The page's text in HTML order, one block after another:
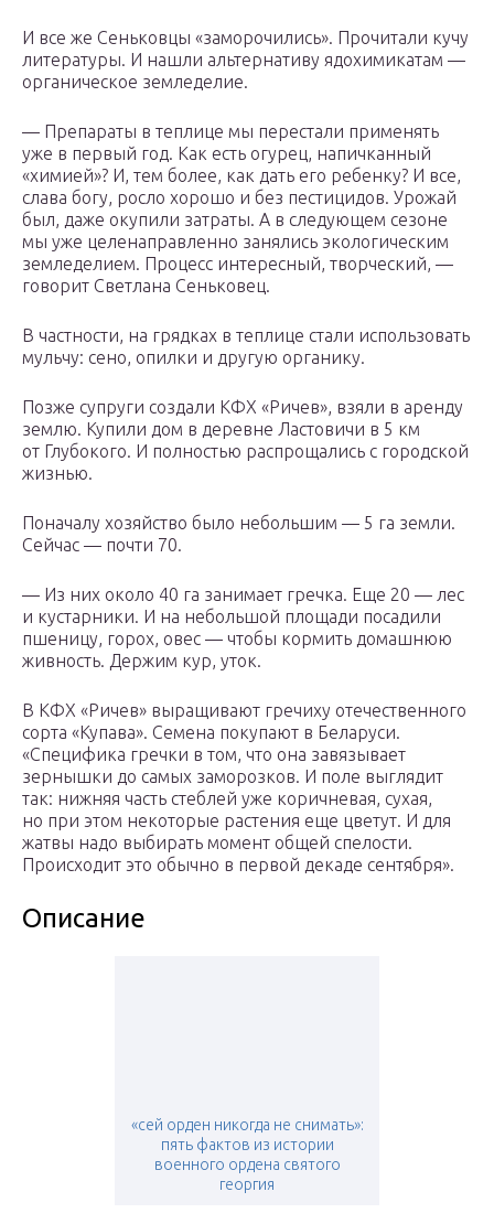
И все же Сеньковцы «заморочились». Прочитали кучу
литературы. И нашли альтернативу ядохимикатам —
органическое земледелие.
— Препараты в теплице мы перестали применять
уже в первый год. Как есть огурец, напичканный
«химией»? И, тем более, как дать его ребенку? И все,
слава богу, росло хорошо и без пестицидов. Урожай
был, даже окупили затраты. А в следующем сезоне
мы уже целенаправленно занялись экологическим
земледелием. Процесс интересный, творческий, —
говорит Светлана Сеньковец.
В частности, на грядках в теплице стали использовать
мульчу: сено, опилки и другую органику.
Позже супруги создали КФХ «Ричев», взяли в аренду
землю. Купили дом в деревне Ластовичи в 5 км
от Глубокого. И полностью распрощались с городской
жизнью.
Поначалу хозяйство было небольшим — 5 га земли.
Сейчас — почти 70.
— Из них около 40 га занимает гречка. Еще 20 — лес
и кустарники. И на небольшой площади посадили
пшеницу, горох, овес — чтобы кормить домашнюю
живность. Держим кур, уток.
В КФХ «Ричев» выращивают гречиху отечественного
сорта «Купава». Семена покупают в Беларуси.
«Специфика гречки в том, что она завязывает
зернышки до самых заморозков. И поле выглядит
так: нижняя часть стеблей уже коричневая, сухая,
но при этом некоторые растения еще цветут. И для
жатвы надо выбирать момент общей спелости.
Происходит это обычно в первой декаде сентября».
Описание
«сей орден никогда не снимать»:
пять фактов из истории
военного ордена святого
георгия